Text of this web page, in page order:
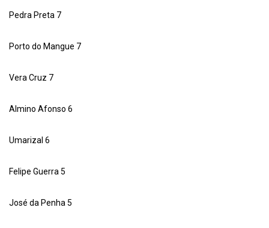
Pedra Preta 7
Porto do Mangue 7
Vera Cruz 7
Almino Afonso 6
Umarizal 6
Felipe Guerra 5
José da Penha 5